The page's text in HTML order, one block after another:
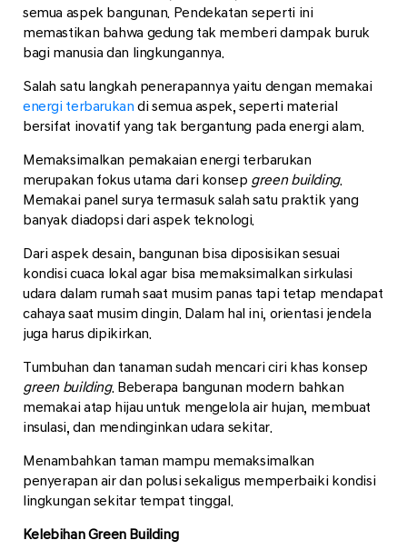
semua aspek bangunan. Pendekatan seperti ini
memastikan bahwa gedung tak memberi dampak buruk
bagi manusia dan lingkungannya.
Salah satu langkah penerapannya yaitu dengan memakai
energi terbarukan di semua aspek, seperti material
bersifat inovatif yang tak bergantung pada energi alam.
Memaksimalkan pemakaian energi terbarukan
merupakan fokus utama dari konsep green building.
Memakai panel surya termasuk salah satu praktik yang
banyak diadopsi dari aspek teknologi.
Dari aspek desain, bangunan bisa diposisikan sesuai
kondisi cuaca lokal agar bisa memaksimalkan sirkulasi
udara dalam rumah saat musim panas tapi tetap mendapat
cahaya saat musim dingin. Dalam hal ini, orientasi jendela
juga harus dipikirkan.
Tumbuhan dan tanaman sudah mencari ciri khas konsep
green building. Beberapa bangunan modern bahkan
memakai atap hijau untuk mengelola air hujan, membuat
insulasi, dan mendinginkan udara sekitar.
Menambahkan taman mampu memaksimalkan
penyerapan air dan polusi sekaligus memperbaiki kondisi
lingkungan sekitar tempat tinggal.
Kelebihan Green Building